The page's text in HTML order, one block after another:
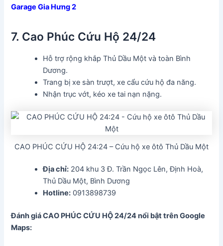
Garage Gia Hưng 2
7. Cao Phúc Cứu Hộ 24/24
Hỗ trợ rộng khắp Thủ Dầu Một và toàn Bình
Dương.
Trang bị xe sàn trượt, xe cẩu cứu hộ đa năng.
Nhận trục vớt, kéo xe tai nạn nặng.
CAO PHÚC CỨU HỘ 24:24 – Cứu hộ xe ôtô Thủ Dầu Một
Địa chỉ: 204 khu 3 Đ. Trần Ngọc Lên, Định Hoà,
Thủ Dầu Một, Bình Dương
Hotline: 0913898739
Đánh giá CAO PHÚC CỨU HỘ 24/24 nổi bật trên Google
Maps: